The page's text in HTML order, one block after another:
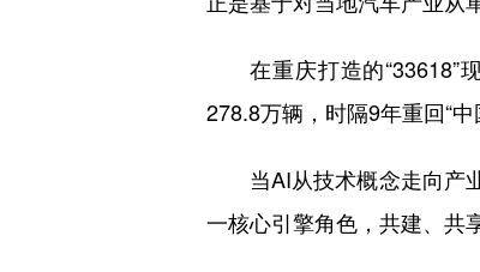
在重庆打造的
278.8万辆，时隔9年重回“
当AI从技术概念走向产
一核心引擎角色，共建、共